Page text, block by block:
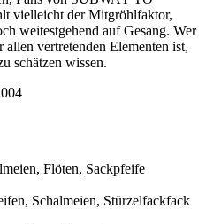
vielleicht der Mitgröhlfaktor,
weitestgehend auf Gesang. Wer
allen vertretenden Elementen ist,
schätzen wissen.
Flöten, Sackpfeife
Schalmeien, Stürzelfackfack